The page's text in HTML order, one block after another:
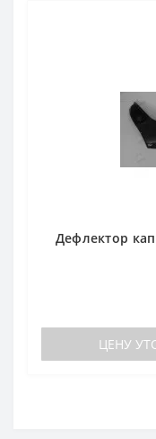
Дефлектор
ЦЕНУ